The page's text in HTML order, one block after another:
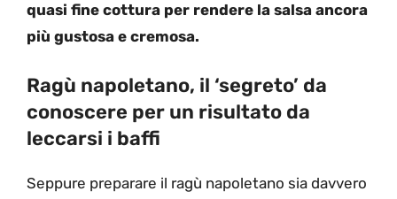
quasi fine cottura per rendere la salsa ancora
più gustosa e cremosa.
Ragù napoletano, il ‘segreto’ da
conoscere per un risultato da
leccarsi i baffi
Seppure preparare il ragù napoletano sia davvero